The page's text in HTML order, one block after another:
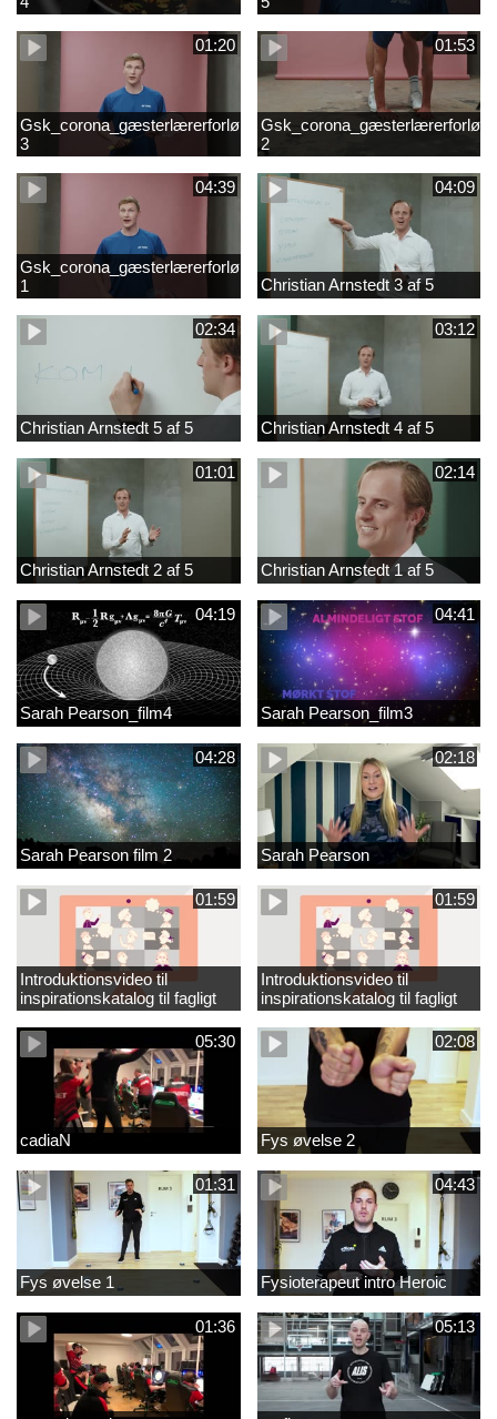
01:20
Gsk_corona_gæsterlærerforløb_Axelsen_del
3
01:53
2
04:39
Gsk_corona_gæsterlærerforløb_Axelsen_del
1
04:09
Christian Arnstedt 3 af 5
02:34
Christian Arnstedt 5 af 5
03:12
Christian Arnstedt 4 af 5
01:01
Christian Arnstedt 2 af 5
02:14
Christian Arnstedt 1 af 5
04:19
Sarah Pearson_film4
04:41
Sarah Pearson_film3
04:28
Sarah Pearson film 2
02:18
Sarah Pearson
01:59
Introduktionsvideo til
inspirationskatalog til fagligt
løft_tilrettet
01:59
Introduktionsvideo til
inspirationskatalog til fagligt
løft
05:30
cadiaN
02:08
Fys øvelse 2
01:31
Fys øvelse 1
04:43
Fysioterapeut intro Heroic
01:36 05:13